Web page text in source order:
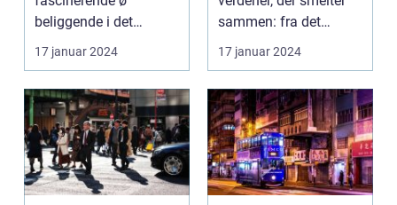
beliggende i det
smukke Indonesien,
har læ...
17 januar 2024
sammen: fra det
traditionelle ti...
17 januar 2024